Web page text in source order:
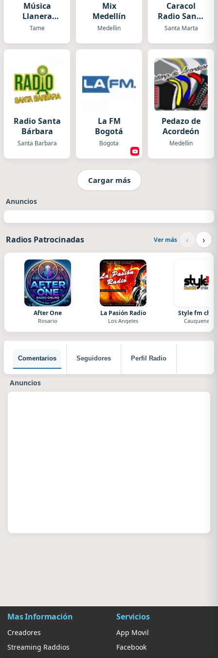
Música
Llanera
Radio
Tame
Mix
Medellín
Medellin
Caracol
Radio Santa
Marta
Santa Marta
Radio Santa
Bárbara
Santa Barbara
La FM
Bogotá
Bogota
Pedazo de
Acordeón
Medellin
Cargar más
Anuncios
Radios Patrocinadas Ver más ‹ ›
After One
Rosario
La Pasión Radio
Los Angeles
Style fm chile
Cauquenes
Comentarios Seguidores Perfil Radio
Anuncios
Mas Información
Creadores
Streaming Raddios
Servicios
App Movil
Facebook